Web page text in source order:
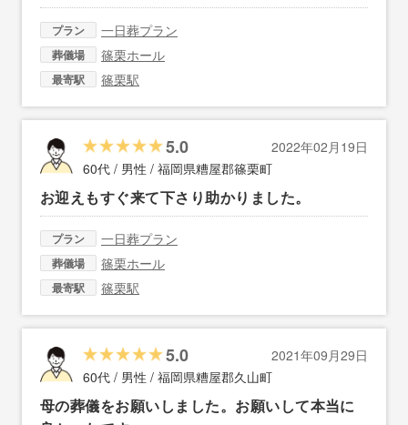
プラン 一日葬プラン
葬儀場 篠栗ホール
最寄駅 篠栗駅
5.0
2022年02月19日
60代 / 男性 / 福岡県糟屋郡篠栗町
お迎えもすぐ来て下さり助かりました。
プラン 一日葬プラン
葬儀場 篠栗ホール
最寄駅 篠栗駅
5.0
2021年09月29日
60代 / 男性 / 福岡県糟屋郡久山町
母の葬儀をお願いしました。お願いして本当に